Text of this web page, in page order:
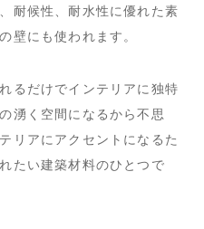
耐候性、耐水性に優れた素
壁にも使われます。
るだけでインテリアに独特
湧く空間になるから不思
リアにアクセントになるた
たい建築材料のひとつで